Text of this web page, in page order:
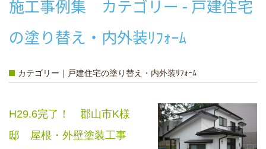
施工事例集 カテゴリー - 戸建住宅
の塗り替え・内外装ﾘﾌｫｰﾑ
カテゴリー｜戸建住宅の塗り替え・内外装ﾘﾌｫｰﾑ
H29.6完了！ 郡山市K様
邸 屋根・外壁塗装工事